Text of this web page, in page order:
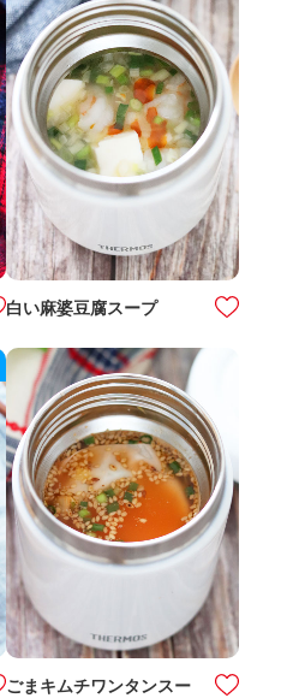
白い麻婆豆腐スープ
ごまキムチワンタンスー